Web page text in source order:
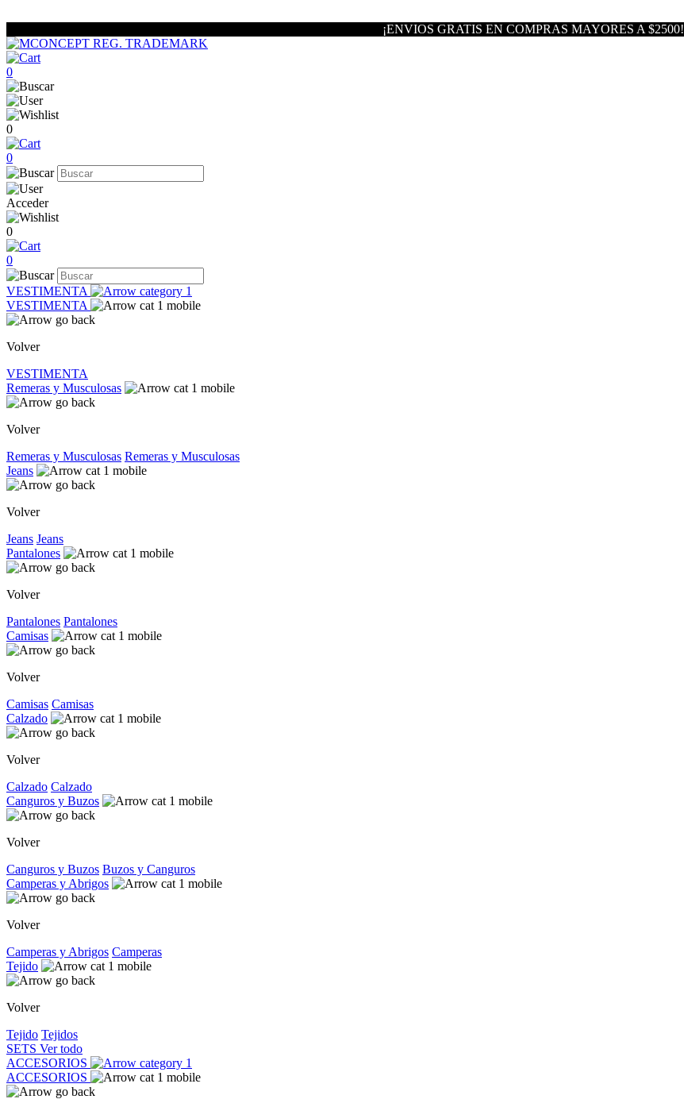
¡ENVIOS GRATIS EN COMPRAS MAYORES A $2500!
0
0
0
Acceder
0
0
VESTIMENTA
VESTIMENTA
Volver
VESTIMENTA
Remeras y Musculosas
Volver
Remeras y Musculosas Remeras y Musculosas
Jeans
Volver
Jeans Jeans
Pantalones
Volver
Pantalones Pantalones
Camisas
Volver
Camisas Camisas
Calzado
Volver
Calzado Calzado
Canguros y Buzos
Volver
Canguros y Buzos Buzos y Canguros
Camperas y Abrigos
Volver
Camperas y Abrigos Camperas
Tejido
Volver
Tejido Tejidos
SETS Ver todo
ACCESORIOS
ACCESORIOS